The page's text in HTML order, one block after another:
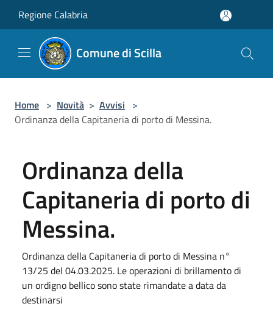
Regione Calabria
Comune di Scilla
Home > Novità > Avvisi >
Ordinanza della Capitaneria di porto di Messina.
Ordinanza della
Capitaneria di porto di
Messina.
Ordinanza della Capitaneria di porto di Messina n°
13/25 del 04.03.2025. Le operazioni di brillamento di
un ordigno bellico sono state rimandate a data da
destinarsi